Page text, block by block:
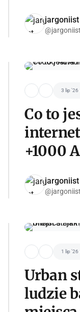
jargoniist
@jargoniist
3 lip '26
Co to
+1000
jargoniist
@jargoniist
1 lip '26
Urban
ludzie